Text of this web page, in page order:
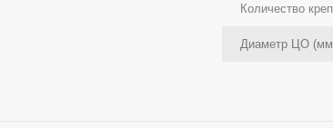
Количество
Диаметр ЦО